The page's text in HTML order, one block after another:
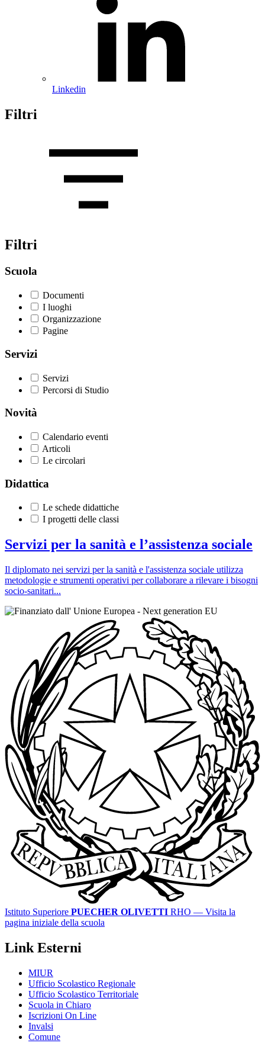
Linkedin
Filtri
Filtri
Scuola
Documenti
I luoghi
Organizzazione
Pagine
Servizi
Servizi
Percorsi di Studio
Novità
Calendario eventi
Articoli
Le circolari
Didattica
Le schede didattiche
I progetti delle classi
Servizi per la sanità e l’assistenza sociale
Il diplomato nei servizi per la sanità e l'assistenza sociale utilizza
metodologie e strumenti operativi per collaborare a rilevare i bisogni
socio-sanitari...
Istituto Superiore PUECHER OLIVETTI RHO — Visita la
pagina iniziale della scuola
Link Esterni
MIUR
Ufficio Scolastico Regionale
Ufficio Scolastico Territoriale
Scuola in Chiaro
Iscrizioni On Line
Invalsi
Comune